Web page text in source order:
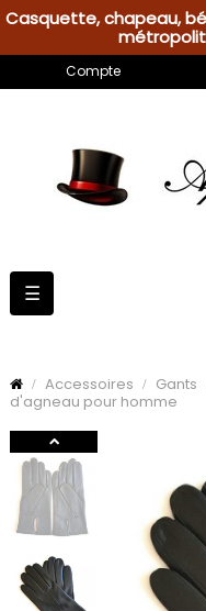
Casquette, chapeau,
Compte
Basculer
la
☰
Accessoires Gants
d'agneau pour homme